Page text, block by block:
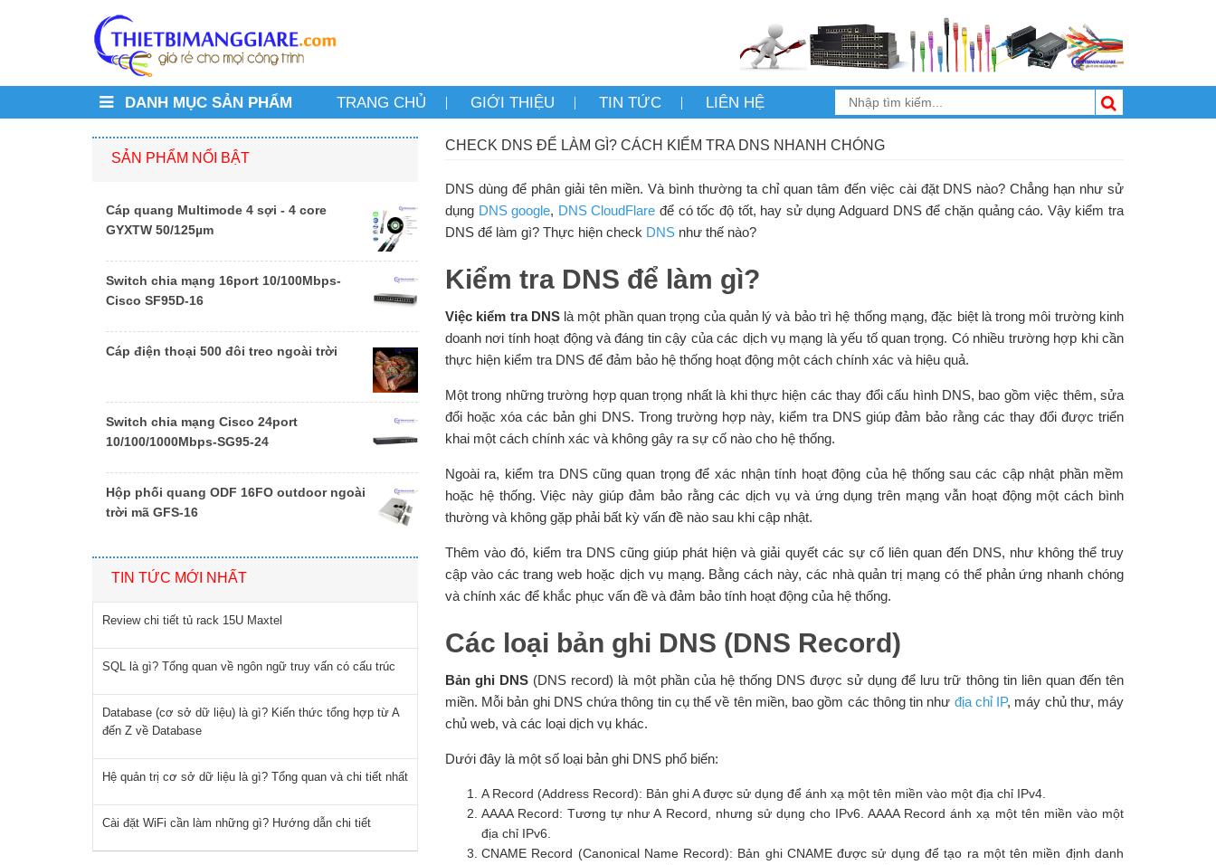
DANH MỤC SẢN PHẨM TRANG CHỦ GIỚI THIỆU TIN TỨC LIÊN HỆ
CHECK DNS ĐỂ LÀM GÌ? CÁCH KIỂM TRA DNS NHANH CHÓNG
DNS dùng để phân giải tên miền. Và bình thường ta chỉ quan tâm đến việc cài đặt DNS nào? Chẳng hạn như sử
dụng DNS google, DNS CloudFlare để có tốc độ tốt, hay sử dụng Adguard DNS để chặn quảng cáo. Vậy kiểm tra
DNS để làm gì? Thực hiện check DNSnhư thế nào?
Kiểm tra DNS để làm gì?
Việc kiểm tra DNSlà một phần quan trọng của quản lý và bảo trì hệ thống mạng, đặc biệt là trong môi trường kinh
doanh nơi tính hoạt động và đáng tin cậy của các dịch vụ mạng là yếu tố quan trọng. Có nhiều trường hợp khi cần
thực hiện kiểm tra DNS để đảm bảo hệ thống hoạt động một cách chính xác và hiệu quả.
Một trong những trường hợp quan trọng nhất là khi thực hiện các thay đổi cấu hình DNS, bao gồm việc thêm, sửa
đổi hoặc xóa các bản ghi DNS. Trong trường hợp này, kiểm tra DNS giúp đảm bảo rằng các thay đổi được triển
khai một cách chính xác và không gây ra sự cố nào cho hệ thống.
Ngoài ra, kiểm tra DNS cũng quan trọng để xác nhận tính hoạt động của hệ thống sau các cập nhật phần mềm
hoặc hệ thống. Việc này giúp đảm bảo rằng các dịch vụ và ứng dụng trên mạng vẫn hoạt động một cách bình
thường và không gặp phải bất kỳ vấn đề nào sau khi cập nhật.
Thêm vào đó, kiểm tra DNS cũng giúp phát hiện và giải quyết các sự cố liên quan đến DNS, như không thể truy
cập vào các trang web hoặc dịch vụ mạng. Bằng cách này, các nhà quản trị mạng có thể phản ứng nhanh chóng
và chính xác để khắc phục vấn đề và đảm bảo tính hoạt động của hệ thống.
Các loại bản ghi DNS (DNS Record)
Bản ghi DNS (DNS record) là một phần của hệ thống DNS được sử dụng để lưu trữ thông tin liên quan đến tên
miền. Mỗi bản ghi DNS chứa thông tin cụ thể về tên miền, bao gồm các thông tin như địa chỉ IP, máy chủ thư, máy
chủ web, và các loại dịch vụ khác.
Dưới đây là một số loại bản ghi DNS phổ biến:
A Record (Address Record): Bản ghi A được sử dụng để ánh xạ một tên miền vào một địa chỉ IPv4.
AAAA Record: Tương tự như A Record, nhưng sử dụng cho IPv6. AAAA Record ánh xạ một tên miền vào một
địa chỉ IPv6.
CNAME Record (Canonical Name Record): Bản ghi CNAME được sử dụng để tạo ra một tên miền định danh
SẢN PHẨM NỔI BẬT
Cáp quang Multimode 4 sợi - 4 core
GYXTW 50/125µm
Switch chia mạng 16port 10/100Mbps-
Cisco SF95D-16
Cáp điện thoại 500 đôi treo ngoài trời
Switch chia mạng Cisco 24port
10/100/1000Mbps-SG95-24
Hộp phối quang ODF 16FO outdoor ngoài
trời mã GFS-16
TIN TỨC MỚI NHẤT
Review chi tiết tủ rack 15U Maxtel
SQL là gì? Tổng quan về ngôn ngữ truy vấn có cấu trúc
Database (cơ sở dữ liệu) là gì? Kiến thức tổng hợp từ A
đến Z về Database
Hệ quản trị cơ sở dữ liệu là gì? Tổng quan và chi tiết nhất
Cài đặt WiFi cần làm những gì? Hướng dẫn chi tiết